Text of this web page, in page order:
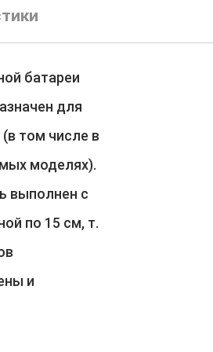
батареи
для
том числе в
моделях).
выполнен с
по 15 см, т.
и